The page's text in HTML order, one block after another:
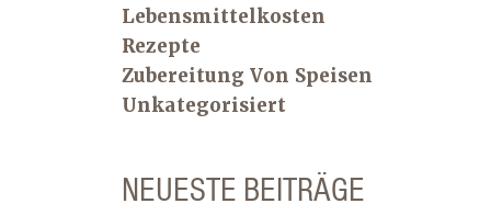
Lebensmittelkosten
Rezepte
Zubereitung Von Speisen
Unkategorisiert
NEUESTE BEITRÄGE